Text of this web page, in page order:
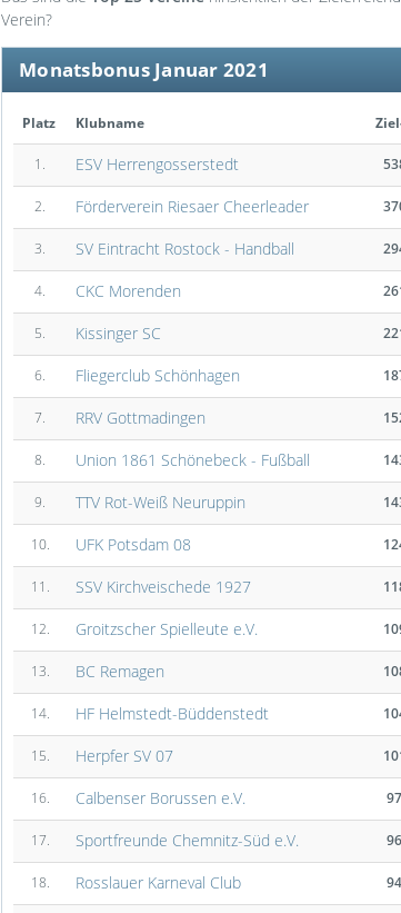
Verein?
Monatsbonus Januar 2021
Platz Klubname
1. ESV Herrengosserstedt
2. Förderverein Riesaer Cheerleader
3. SV Eintracht Rostock - Handball
4. CKC Morenden
5. Kissinger SC
6. Fliegerclub Schönhagen
7. RRV Gottmadingen
8. Union 1861 Schönebeck - Fußball
9. TTV Rot-Weiß Neuruppin
10. UFK Potsdam 08
11. SSV Kirchveischede 1927
12. Groitzscher Spielleute e.V.
13. BC Remagen
14. HF Helmstedt-Büddenstedt
15. Herpfer SV 07
16. Calbenser Borussen e.V.
17. Sportfreunde Chemnitz-Süd e.V.
18. Rosslauer Karneval Club